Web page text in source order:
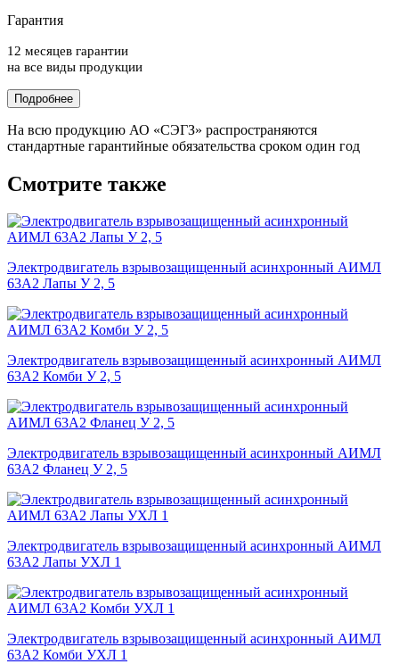
Гарантия
12 месяцев гарантии
на все виды продукции
Подробнее
На всю продукцию АО «СЭГЗ» распространяются
стандартные гарантийные обязательства сроком один год
Смотрите также
Электродвигатель взрывозащищенный асинхронный АИМЛ
63А2 Лапы У 2, 5
Электродвигатель взрывозащищенный асинхронный АИМЛ
63А2 Комби У 2, 5
Электродвигатель взрывозащищенный асинхронный АИМЛ
63А2 Фланец У 2, 5
Электродвигатель взрывозащищенный асинхронный АИМЛ
63А2 Лапы УХЛ 1
Электродвигатель взрывозащищенный асинхронный АИМЛ
63А2 Комби УХЛ 1